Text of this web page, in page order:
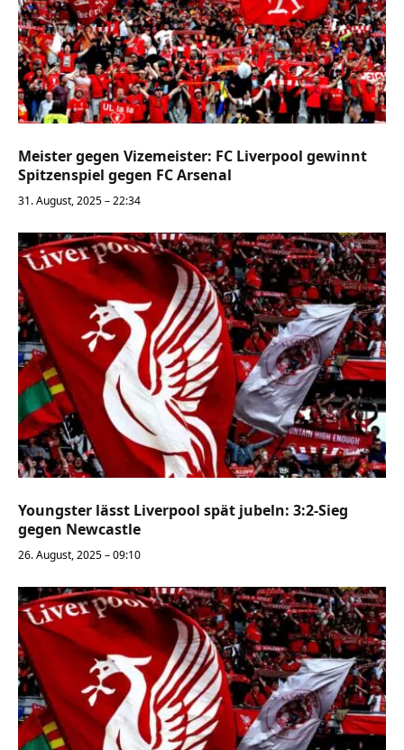
Meister gegen Vizemeister: FC Liverpool gewinnt
Spitzenspiel gegen FC Arsenal
31. August, 2025 – 22:34
Youngster lässt Liverpool spät jubeln: 3:2-Sieg
gegen Newcastle
26. August, 2025 – 09:10